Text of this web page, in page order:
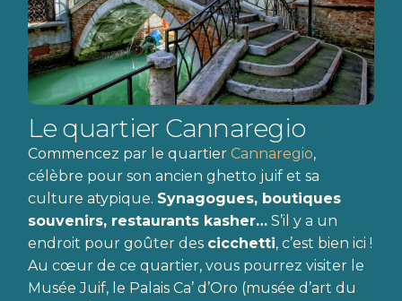
Le quartier Cannaregio
Commencez par le quartier Cannaregio,
célèbre pour son ancien ghetto juif et sa
culture atypique. Synagogues, boutiques
souvenirs, restaurants kasher…S’il y a un
endroit pour goûter des cicchetti, c’est bien ici !
Au cœur de ce quartier, vous pourrez visiter le
Musée Juif, le Palais Ca’ d’Oro (musée d’art du